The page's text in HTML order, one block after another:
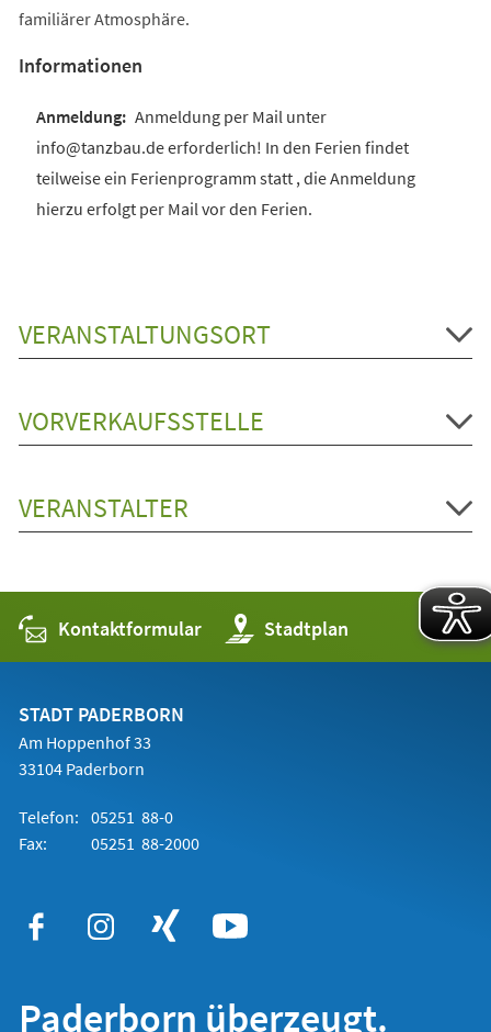
familiärer Atmosphäre.
Informationen
Anmeldung per Mail unter
info@tanzbau.de erforderlich! In den Ferien findet
teilweise ein Ferienprogramm statt , die Anmeldung
hierzu erfolgt per Mail vor den Ferien.
VERANSTALTUNGSORT
VORVERKAUFSSTELLE
VERANSTALTER
Kontaktformular Stadtplan
(Öffnet
in
einem
STADT PADERBORN
Am Hoppenhof 33
33104 Paderborn
Telefon: 05251 88-0
Fax:
05251 88-2000
Paderborn überzeugt.